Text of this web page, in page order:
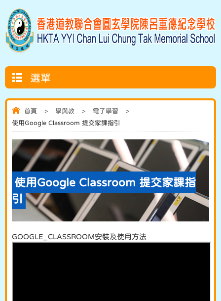
選單
首頁 > 學與教 > 電子學習
>
使用Google Classroom 提交家課指引
使用Google Classroom 提交家課指
引
GOOGLE_CLASSROOM安裝及使用方法